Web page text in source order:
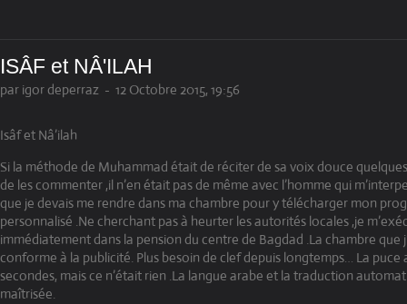
ISÂF et NÂ'ILAH
par igor deperraz - 12 Octobre 2015, 19:56
Isâf et Nâ’ilah
Si la méthode de Muhammad était de réciter de sa voix douce quelques
de les commenter ,il n’en était pas de même avec l’homme qui
que je devais me rendre dans ma chambre pour y télécharger mon
personnalisé .Ne cherchant pas à heurter les autorités locales ,je
immédiatement dans la pension du centre de Bagdad .La chambre que
conforme à la publicité. Plus besoin de clef depuis longtemps… La puce
secondes, mais ce n’était rien .La langue arabe et la traduction
maîtrisée.